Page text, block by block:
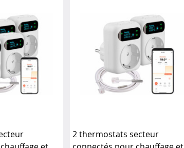
2 thermostats secteur